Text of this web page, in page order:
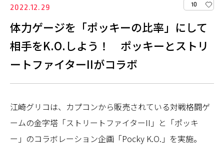
2022.12.29 10
体力ゲージを「ポッキーの比率」にして
相手をK.O.しよう！ ポッキーとストリ
ートファイターIIがコラボ
江崎グリコは、カプコンから販売されている対戦格闘ゲ
ームの金字塔「ストリートファイターII」と「ポッキ
ー」のコラボレーション企画「Pocky K.O.」を実施。